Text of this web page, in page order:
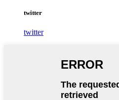
twitter
twitter